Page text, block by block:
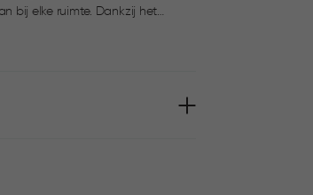
prullenbak is gestapeld. Het
maken tillen en legen extra